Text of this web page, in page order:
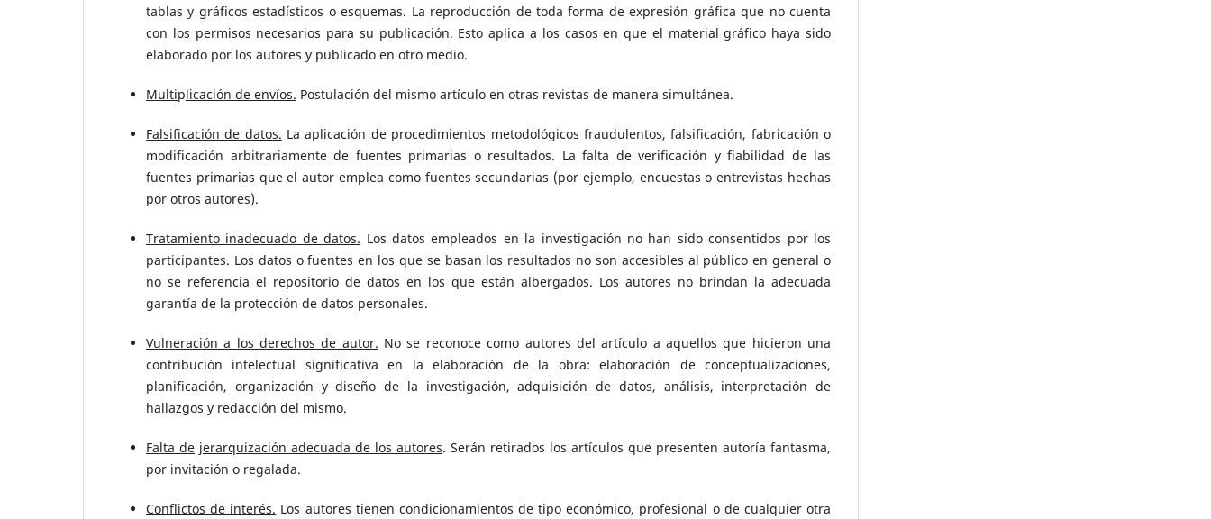
tablas y gráficos estadísticos o esquemas. La reproducción de toda forma de expresión gráfica que no cuenta
con los permisos necesarios para su publicación. Esto aplica a los casos en que el material gráfico haya sido
elaborado por los autores y publicado en otro medio.
Multiplicación de envíos. Postulación del mismo artículo en otras revistas de manera simultánea.
Falsificación de datos. La aplicación de procedimientos metodológicos fraudulentos, falsificación, fabricación o
modificación arbitrariamente de fuentes primarias o resultados. La falta de verificación y fiabilidad de las
fuentes primarias que el autor emplea como fuentes secundarias (por ejemplo, encuestas o entrevistas hechas
por otros autores).
Tratamiento inadecuado de datos. Los datos empleados en la investigación no han sido consentidos por los
participantes. Los datos o fuentes en los que se basan los resultados no son accesibles al público en general o
no se referencia el repositorio de datos en los que están albergados. Los autores no brindan la adecuada
garantía de la protección de datos personales.
Vulneración a los derechos de autor. No se reconoce como autores del artículo a aquellos que hicieron una
contribución intelectual significativa en la elaboración de la obra: elaboración de conceptualizaciones,
planificación, organización y diseño de la investigación, adquisición de datos, análisis, interpretación de
hallazgos y redacción del mismo.
Falta de jerarquización adecuada de los autores. Serán retirados los artículos que presenten autoría fantasma,
por invitación o regalada.
Conflictos de interés. Los autores tienen condicionamientos de tipo económico, profesional o de cualquier otra